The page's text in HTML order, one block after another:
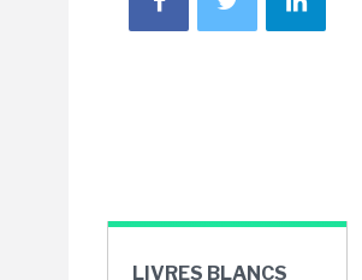
LIVRES BLANCS